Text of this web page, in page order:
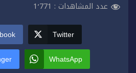
عدد المشاهدات : 1٬771
Twitter
WhatsApp